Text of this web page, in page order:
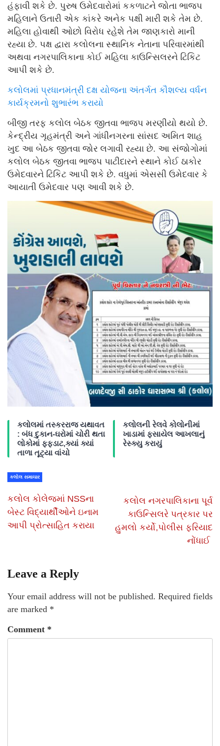
હંફાવી શકે છે. પુરુષ ઉમેદવારોમાં કકળાટને જોતા ભાજપ
મહિલાને ઉતારી એક કાંકરે અનેક પક્ષી મારી શકે તેમ છે.
મહિલા હોવાથી ઓછો વિરોધ રહેશે તેમ જાણકારો માની
રહ્યા છે. પક્ષ દ્વારા કલોલના સ્થાનિક નેતાના પરિવારમાંથી
અથવા નગરપાલિકાના કોઈ મહિલા કાઉન્સિલરને ટિકિટ
આપી શકે છે.
કલોલમાં પ્રધાનમંત્રી દક્ષ યોજના અંતર્ગત કૌશલ્ય વર્ધન
કાર્યક્રમનો શુભારંભ કરાયો
બીજી તરફ કલોલ બેઠક જીતવા ભાજપ મરણીયો થયો છે.
કેન્દ્રીય ગૃહમંત્રી અને ગાંધીનગરના સાંસદ અમિત શાહ
ખુદ આ બેઠક જીતવા જોર લગાવી રહ્યા છે. આ સંજોગોમાં
કલોલ બેઠક જીતવા ભાજપ પાટીદારને સ્થાને કોઈ ઠાકોર
ઉમેદવારને ટિકિટ આપી શકે છે. વધુમાં એસસી ઉમેદવાર કે
આયાતી ઉમેદવાર પણ આવી શકે છે.
કલોલમાં તસ્કરરાજ યથાવત
: બંધ દુકાન-ઘરોમાં ચોરી થતા
લોકોમાં ફફડાટ,ક્યાં ક્યાં
તાળા તૂટ્યા વાંચો
કલોલની રેલવે કોલોનીમાં
ખાડામાં ફસાયેલ આખલાનું
રેસ્ક્યુ કરાયું
કલોલ સમાચાર
કલોલ કોલેજમાં NSSના
બેસ્ટ વિદ્યાર્થીઓને ઇનામ
આપી પ્રોત્સાહિત કરાયા
કલોલ નગરપાલિકાના પૂર્વ
કાઉન્સિલરે પત્રકાર પર
હુમલો કર્યો,પોલીસ ફરિયાદ
નોંધાઈ
Leave a Reply
Your email address will not be published. Required fields
are marked *
Comment *